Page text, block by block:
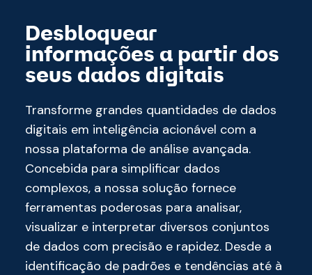
Desbloquear
informações a partir dos
seus dados digitais
Transforme grandes quantidades de dados
digitais em inteligência acionável com a
nossa plataforma de análise avançada.
Concebida para simplificar dados
complexos, a nossa solução fornece
ferramentas poderosas para analisar,
visualizar e interpretar diversos conjuntos
de dados com precisão e rapidez. Desde a
identificação de padrões e tendências até à